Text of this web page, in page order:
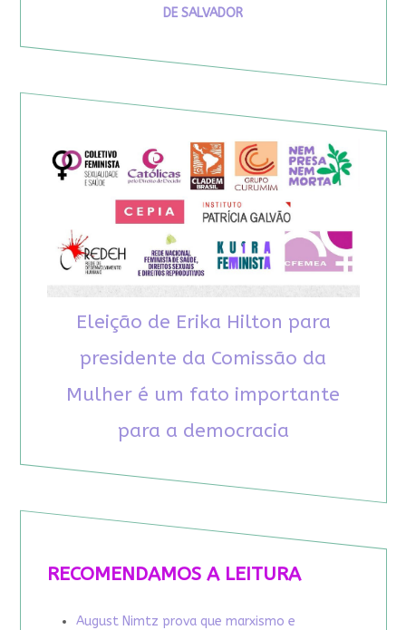
DE SALVADOR
Eleição de Erika Hilton para
presidente da Comissão da
Mulher é um fato importante
para a democracia
RECOMENDAMOS A LEITURA
August Nimtz prova que marxismo e